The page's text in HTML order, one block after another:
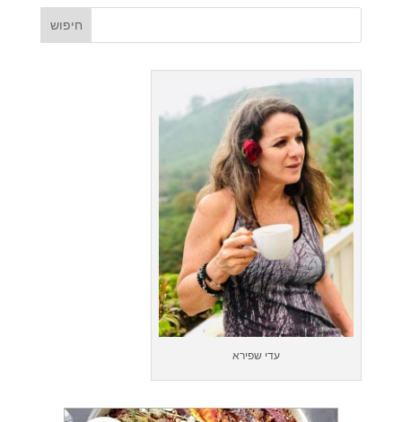
עדי שפירא